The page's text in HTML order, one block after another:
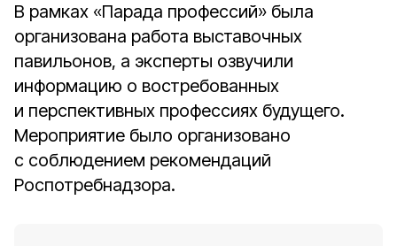
В рамках «Парада профессий» была
организована работа выставочных
павильонов, а эксперты озвучили
информацию о востребованных
и перспективных профессиях будущего.
Мероприятие было организовано
с соблюдением рекомендаций
Роспотребнадзора.